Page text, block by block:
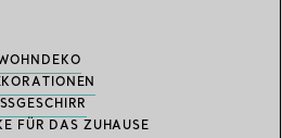
FÜR DAS ZUHAUSE